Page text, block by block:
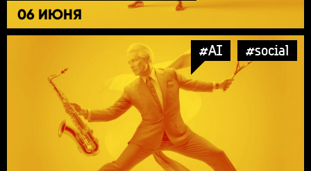
06 ИЮНЯ
#AI #social